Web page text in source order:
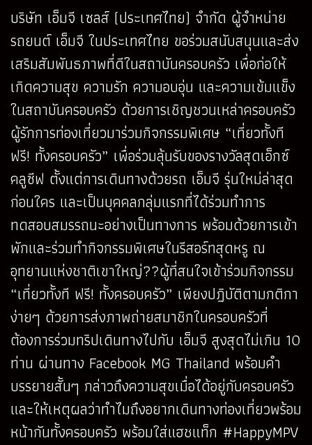
บริษัท เอ็มจี เซลส์ (ประเทศไทย) จำกัด ผู้จำหน่าย
รถยนต์ เอ็มจี ในประเทศไทย ขอร่วมสนับสนุนและส่ง
เสริมสัมพันธภาพที่ดีในสถาบันครอบครัว เพื่อก่อให้
เกิดความสุข ความรัก ความอบอุ่น และความเข้มแข็ง
ในสถาบันครอบครัว ด้วยการเชิญชวนเหล่าครอบครัว
ผู้รักการท่องเที่ยวมาร่วมกิจกรรมพิเศษ “เที่ยวทั้งที
ฟรี! ทั้งครอบครัว” เพื่อร่วมลุ้นรับของรางวัลสุดเอ็กซ์
คลูซีฟ ตั้งแต่การเดินทางด้วยรถ เอ็มจี รุ่นใหม่ล่าสุด
ก่อนใคร และเป็นบุคคลกลุ่มแรกที่ได้ร่วมทำการ
ทดสอบสมรรถนะอย่างเป็นทางการ พร้อมด้วยการเข้า
พักและร่วมทำกิจกรรมพิเศษในรีสอร์ทสุดหรู ณ
อุทยานแห่งชาติเขาใหญ่??ผู้ที่สนใจเข้าร่วมกิจกรรม
“เที่ยวทั้งที ฟรี! ทั้งครอบครัว” เพียงปฎิบัติตามกติกา
ง่ายๆ ด้วยการส่งภาพถ่ายสมาชิกในครอบครัวที่
ต้องการร่วมทริปเดินทางไปกับ เอ็มจี สูงสุดไม่เกิน 10
ท่าน ผ่านทาง Facebook MG Thailand พร้อมคำ
บรรยายสั้นๆ กล่าวถึงความสุขเมื่อได้อยู่กับครอบครัว
และให้เหตุผลว่าทำไมถึงอยากเดินทางท่องเที่ยวพร้อม
หน้ากันทั้งครอบครัว พร้อมใส่แฮชแท็ก #HappyMPV